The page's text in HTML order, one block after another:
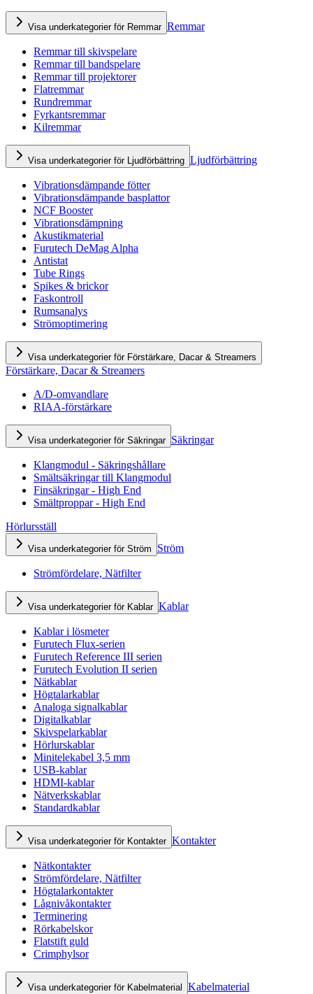
Visa underkategorier för Remmar Remmar
Remmar till skivspelare
Remmar till bandspelare
Remmar till projektorer
Flatremmar
Rundremmar
Fyrkantsremmar
Kilremmar
Visa underkategorier för Ljudförbättring Ljudförbättring
Vibrationsdämpande fötter
Vibrationsdämpande basplattor
NCF Booster
Vibrationsdämpning
Akustikmaterial
Furutech DeMag Alpha
Antistat
Tube Rings
Spikes & brickor
Faskontroll
Rumsanalys
Strömoptimering
Visa underkategorier för Förstärkare, Dacar & Streamers
Förstärkare, Dacar & Streamers
A/D-omvandlare
RIAA-förstärkare
Visa underkategorier för Säkringar Säkringar
Klangmodul - Säkringshållare
Smältsäkringar till Klangmodul
Finsäkringar - High End
Smältproppar - High End
Hörlursställ
Visa underkategorier för Ström Ström
Strömfördelare, Nätfilter
Visa underkategorier för Kablar Kablar
Kablar i lösmeter
Furutech Flux-serien
Furutech Reference III serien
Furutech Evolution II serien
Nätkablar
Högtalarkablar
Analoga signalkablar
Digitalkablar
Skivspelarkablar
Hörlurskablar
Minitelekabel 3,5 mm
USB-kablar
HDMI-kablar
Nätverkskablar
Standardkablar
Visa underkategorier för Kontakter Kontakter
Nätkontakter
Strömfördelare, Nätfilter
Högtalarkontakter
Lågnivåkontakter
Terminering
Rörkabelskor
Flatstift guld
Crimphylsor
Visa underkategorier för Kabelmaterial Kabelmaterial